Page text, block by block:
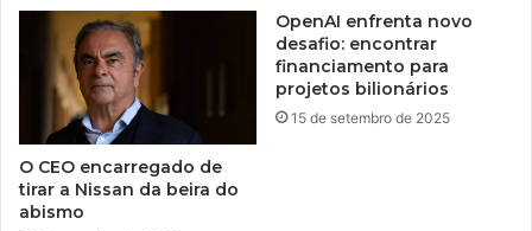
O CEO encarregado de
tirar a Nissan da beira do
abismo
OpenAI enfrenta novo
desafio: encontrar
financiamento para
projetos bilionários
15 de setembro de 2025